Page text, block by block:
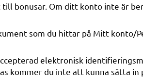
bonusar. Om ditt konto inte är
som du hittar på Mitt konto/
elektronisk
kommer du inte att kunna sätta